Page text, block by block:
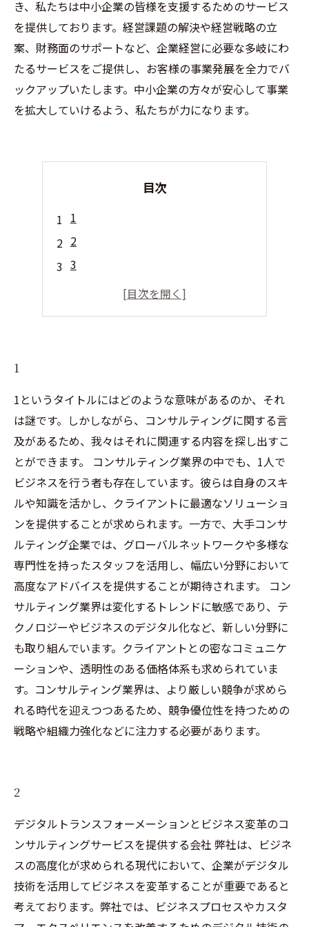
き、私たちは中小企業の皆様を支援するためのサービス
を提供しております。経営課題の解決や経営戦略の立
案、財務面のサポートなど、企業経営に必要な多岐にわ
たるサービスをご提供し、お客様の事業発展を全力でバ
ックアップいたします。中小企業の方々が安心して事業
を拡大していけるよう、私たちが力になります。
目次
1
2
3
1
1というタイトルにはどのような意味があるのか、それ
は謎です。しかしながら、コンサルティングに関する言
及があるため、我々はそれに関連する内容を探し出すこ
とができます。 コンサルティング業界の中でも、1人で
ビジネスを行う者も存在しています。彼らは自身のスキ
ルや知識を活かし、クライアントに最適なソリューショ
ンを提供することが求められます。一方で、大手コンサ
ルティング企業では、グローバルネットワークや多様な
専門性を持ったスタッフを活用し、幅広い分野において
高度なアドバイスを提供することが期待されます。 コン
サルティング業界は変化するトレンドに敏感であり、テ
クノロジーやビジネスのデジタル化など、新しい分野に
も取り組んでいます。クライアントとの密なコミュニケ
ーションや、透明性のある価格体系も求められていま
す。コンサルティング業界は、より厳しい競争が求めら
れる時代を迎えつつあるため、競争優位性を持つための
戦略や組織力強化などに注力する必要があります。
2
デジタルトランスフォーメーションとビジネス変革のコ
ンサルティングサービスを提供する会社 弊社は、ビジネ
スの高度化が求められる現代において、企業がデジタル
技術を活用してビジネスを変革することが重要であると
考えております。弊社では、ビジネスプロセスやカスタ